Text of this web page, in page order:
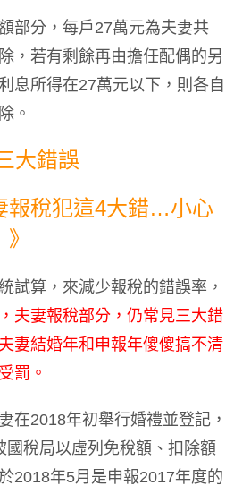
部分，每戶27萬元為夫妻共
，若有剩餘再由擔任配偶的另
息所得在27萬元以下，則各自
。
大錯誤
報稅犯這4大錯…小心
試算，來減少報稅的錯誤率，
夫妻報稅部分，仍常見三大錯
妻結婚年和申報年傻傻搞不清
罰。
在2018年初舉行婚禮並登記，
國稅局以虛列免稅額、扣除額
2018年5月是申報2017年度的